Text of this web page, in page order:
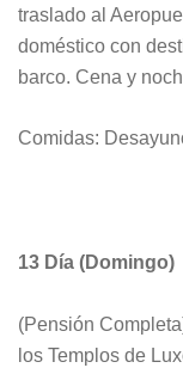
traslado al
doméstico con
barco. Cena y
Comidas:
13 Día (Domingo)
(Pensión
los Templos de